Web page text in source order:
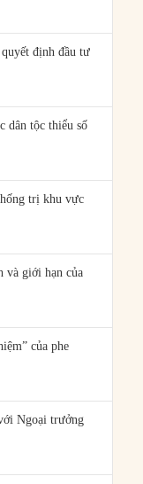
định đầu tư
dân tộc thiểu số
trị khu vực
và giới hạn của
của phe
Ngoại trưởng